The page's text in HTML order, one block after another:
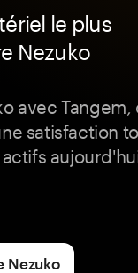
le plus
Nezuko
avec
satisfaction
Nezuko